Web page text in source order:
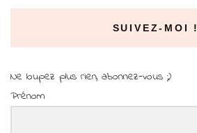
SUIVEZ-MOI !
Ne loupez plus rien, abonnez-vous ;)
Prénom